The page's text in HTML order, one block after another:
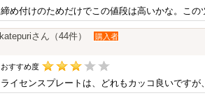
締め付けのためだけでこの値段は高いかな。こ
katepuriさん（44件） 購入者
おすすめ度
ライセンスプレートは、どれもカッコ良いですが